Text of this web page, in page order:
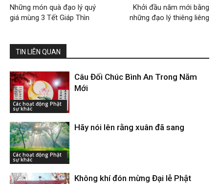
Những món quà đạo lý quý
giá mùng 3 Tết Giáp Thìn
Khởi đầu năm mới bằng
những đạo lý thiêng liêng
TIN LIÊN QUAN
Các hoạt động Phật
sự khác
Câu Đối Chúc Bình An Trong Năm
Mới
Các hoạt động Phật
sự khác
Hãy nói lên rằng xuân đã sang
Không khí đón mừng Đại lễ Phật